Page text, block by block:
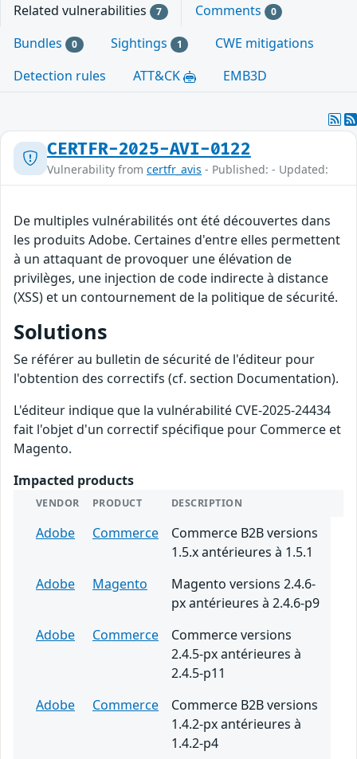
Related vulnerabilities 7 Comments 0
Bundles 0 Sightings 1
CWE mitigations
Detection rules
ATT&CK EMB3D
CERTFR-2025-AVI-0122
Vulnerability from certfr_avis - Published: - Updated:
De multiples vulnérabilités ont été découvertes dans
les produits Adobe. Certaines d'entre elles permettent
à un attaquant de provoquer une élévation de
privilèges, une injection de code indirecte à distance
(XSS) et un contournement de la politique de sécurité.
Solutions
Se référer au bulletin de sécurité de l'éditeur pour
l'obtention des correctifs (cf. section Documentation).
L'éditeur indique que la vulnérabilité CVE-2025-24434
fait l'objet d'un correctif spécifique pour Commerce et
Magento.
Impacted products
VENDOR PRODUCT DESCRIPTION
Adobe Commerce
Commerce B2B versions
1.5.x antérieures à 1.5.1
Adobe
Magento
Magento versions 2.4.6-
px antérieures à 2.4.6-p9
Adobe
Commerce
Commerce versions
2.4.5-px antérieures à
2.4.5-p11
Adobe
Commerce
Commerce B2B versions
1.4.2-px antérieures à
1.4.2-p4